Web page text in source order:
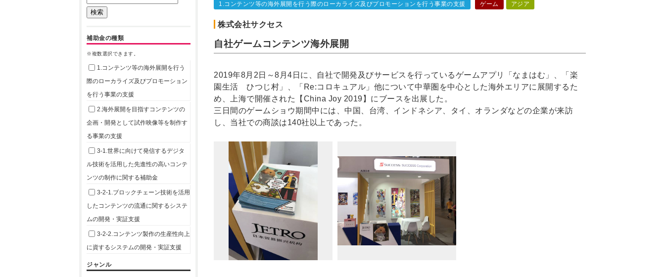
1.コンテンツ等の海外展開を行う際のローカライズ及びプロモーションを行う事業の支援 ゲーム アジア
株式会社サクセス
自社ゲームコンテンツ海外展開
2019年8月2日～8月4日に、自社で開発及びサービスを行っているゲームアプリ「なまはむ」、「楽
園生活 ひつじ村」、「Re:コロキュアル」他について中華圏を中心とした海外エリアに展開するた
め、上海で開催された【China Joy 2019】にブースを出展した。
三日間のゲームショウ期間中には、中国、台湾、インドネシア、タイ、オランダなどの企業が来訪
し、当社での商談は140社以上であった。
補助金の種類
※複数選択できます。
1.コンテンツ等の海外展開を行う
際のローカライズ及びプロモーション
を行う事業の支援
2.海外展開を目指すコンテンツの
企画・開発として試作映像等を制作す
る事業の支援
3-1.世界に向けて発信するデジタ
ル技術を活用した先進性の高いコンテ
ンツの制作に関する補助金
3-2-1.ブロックチェーン技術を活用
したコンテンツの流通に関するシステ
ムの開発・実証支援
3-2-2.コンテンツ製作の生産性向上
に資するシステムの開発・実証支援
ジャンル